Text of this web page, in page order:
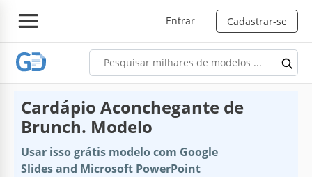
Entrar Cadastrar-se
Cardápio Aconchegante de
Brunch. Modelo
Usar isso grátis modelo com Google
Slides and Microsoft PowerPoint